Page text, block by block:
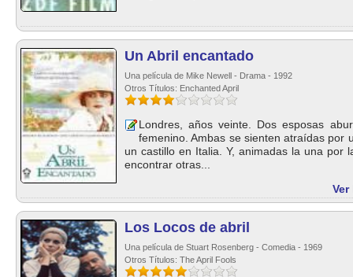
Un Abril encantado
Una película de Mike Newell - Drama - 1992
Otros Títulos: Enchanted April
Londres, años veinte. Dos esposas
femenino. Ambas se sienten atraídas por
un castillo en Italia. Y, animadas la una por
encontrar otras...
Los Locos de abril
Una película de Stuart Rosenberg - Comedia - 1969
Otros Títulos: The April Fools